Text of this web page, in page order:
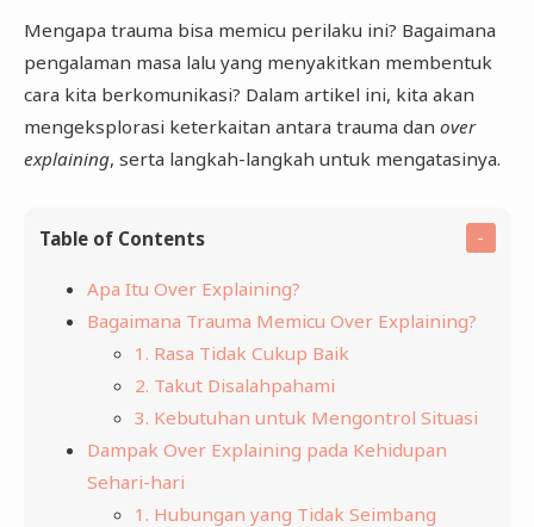
Mengapa trauma bisa memicu perilaku ini? Bagaimana
pengalaman masa lalu yang menyakitkan membentuk
cara kita berkomunikasi? Dalam artikel ini, kita akan
mengeksplorasi keterkaitan antara trauma dan over
explaining, serta langkah-langkah untuk mengatasinya.
Table of Contents
Apa Itu Over Explaining?
Bagaimana Trauma Memicu Over Explaining?
1. Rasa Tidak Cukup Baik
2. Takut Disalahpahami
3. Kebutuhan untuk Mengontrol Situasi
Dampak Over Explaining pada Kehidupan
Sehari-hari
1. Hubungan yang Tidak Seimbang